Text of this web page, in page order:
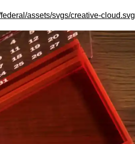
assets/svgs/creative-cloud.svg